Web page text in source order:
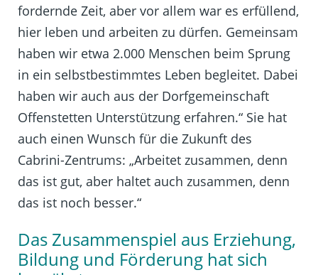
fordernde Zeit, aber vor allem war es erfüllend,
hier leben und arbeiten zu dürfen. Gemeinsam
haben wir etwa 2.000 Menschen beim Sprung
in ein selbstbestimmtes Leben begleitet. Dabei
haben wir auch aus der Dorfgemeinschaft
Offenstetten Unterstützung erfahren.“ Sie hat
auch einen Wunsch für die Zukunft des
Cabrini-Zentrums: „Arbeitet zusammen, denn
das ist gut, aber haltet auch zusammen, denn
das ist noch besser.“
Das Zusammenspiel aus Erziehung,
Bildung und Förderung hat sich